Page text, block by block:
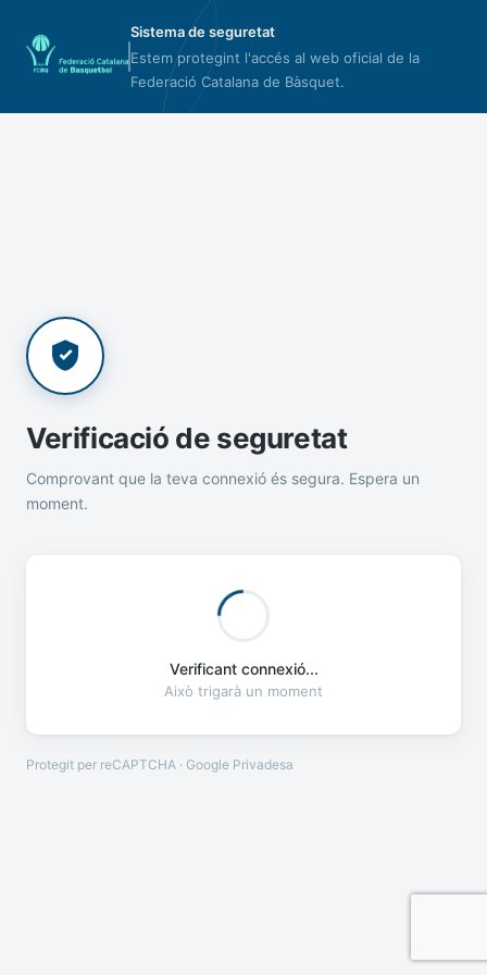
Sistema de seguretat
Estem protegint l'accés al web oficial de la
Federació Catalana de Bàsquet.
Verificació de seguretat
Comprovant que la teva connexió és segura. Espera un
moment.
Verificant connexió...
Això trigarà un moment
Protegit per reCAPTCHA · Google Privadesa